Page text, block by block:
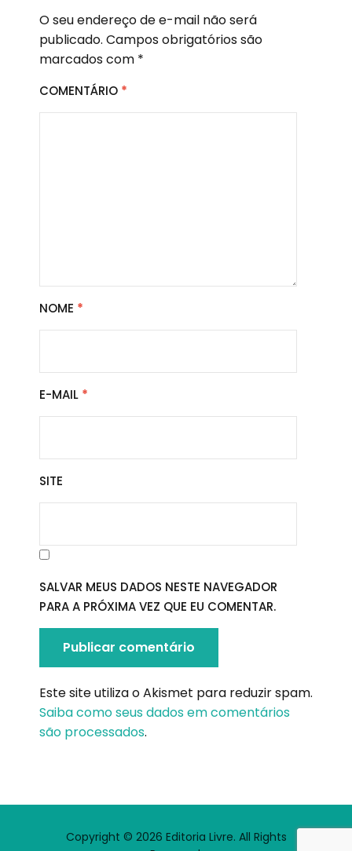
O seu endereço de e-mail não será
publicado. Campos obrigatórios são
marcados com *
COMENTÁRIO *
NOME *
E-MAIL *
SITE
SALVAR MEUS DADOS NESTE NAVEGADOR
PARA A PRÓXIMA VEZ QUE EU COMENTAR.
Este site utiliza o Akismet para reduzir spam.
Saiba como seus dados em comentários
são processados.
Copyright © 2026 Editoria Livre. All Rights